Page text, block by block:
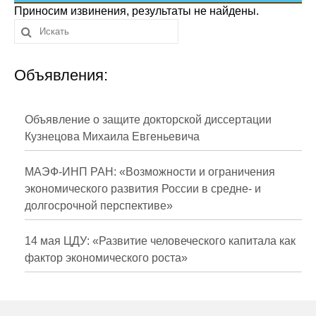
Сотрудники
Отчетность
Противодействие коррупции
Публикации
Научная жизнь
Издания
Проблемы прогнозирования
О журнале
Приносим извинения, результаты не найдены.
Объявления:
Объявление о защите докторской диссертации
Кузнецова Михаила Евгеньевича
МАЭФ-ИНП РАН: «Возможности и ограничения
экономического развития России в средне- и
долгосрочной перспективе»
14 мая ЦДУ: «Развитие человеческого капитала как
фактор экономического роста»